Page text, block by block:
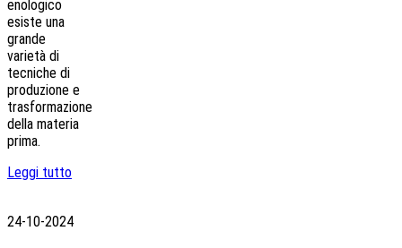
enologico
esiste una
grande
varietà di
tecniche di
produzione e
trasformazione
della materia
prima.
Leggi tutto
24-10-2024